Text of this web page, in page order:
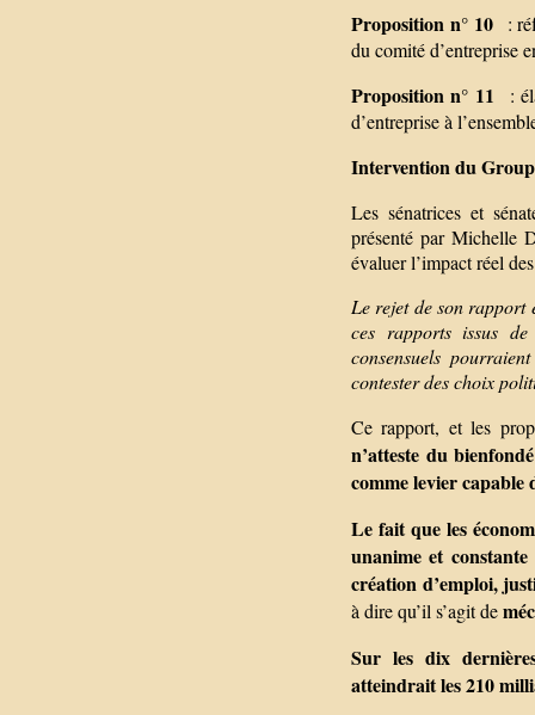
Proposition n° 10
:
du comité d’entreprise
Proposition n° 11
:
d’entreprise à
Intervention du
Les sénatrices et
présenté par Michelle
évaluer l’impact réel
Le rejet de son rapport
ces rapports issus
consensuels
contester des choix
Ce rapport, et les
n’atteste du
comme levier capable
Le fait que les
unanime et
création d’emploi,
à dire qu’il s’agit de
Sur les dix
atteindrait les 210